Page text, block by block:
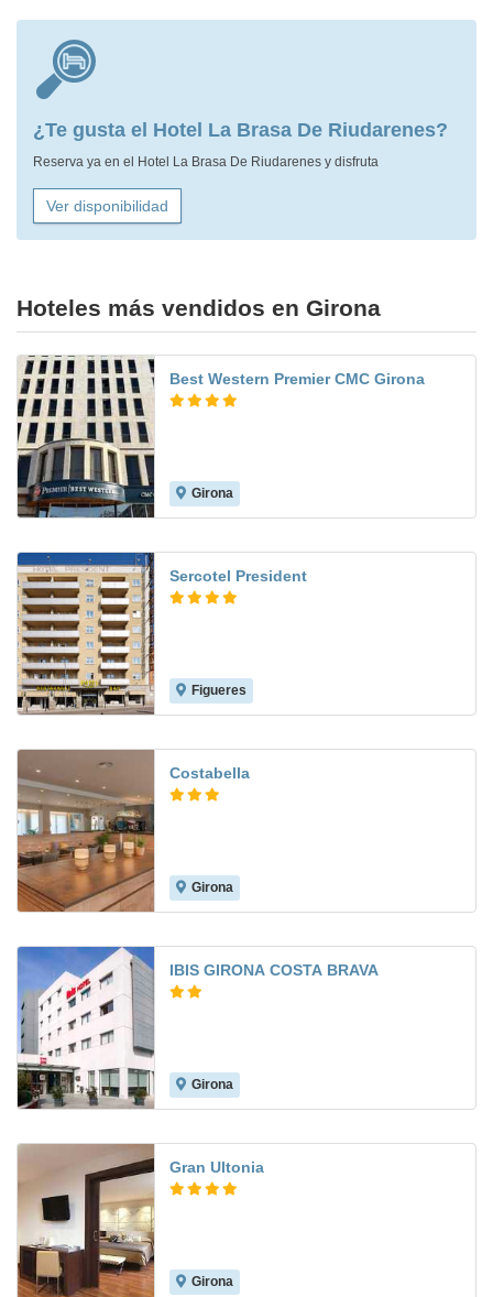
¿Te gusta el Hotel La Brasa De Riudarenes?
Reserva ya en el Hotel La Brasa De Riudarenes y disfruta
Ver disponibilidad
Hoteles más vendidos en Girona
Best Western Premier CMC Girona
Girona
Sercotel President
Figueres
Costabella
Girona
IBIS GIRONA COSTA BRAVA
Girona
Gran Ultonia
Girona